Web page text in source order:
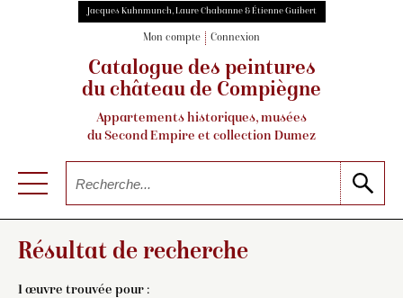
Jacques Kuhnmunch, Laure Chabanne & Étienne Guibert
Mon compte Connexion
Catalogue des peintures
du château de Compiègne
Appartements historiques, musées
du Second Empire et collection Dumez
Résultat de recherche
1 œuvre trouvée pour :